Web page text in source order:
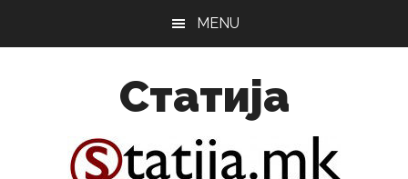
MENU
Статија